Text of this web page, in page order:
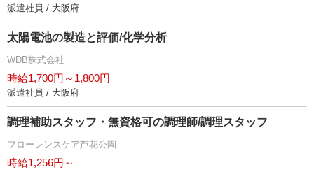
派遣社員 / 大阪府
太陽電池の製造と評価/化学分析
WDB株式会社
時給1,700円～1,800円
派遣社員 / 大阪府
調理補助スタッフ・無資格可の調理師/調理スタッフ
フローレンスケア芦花公園
時給1,256円～